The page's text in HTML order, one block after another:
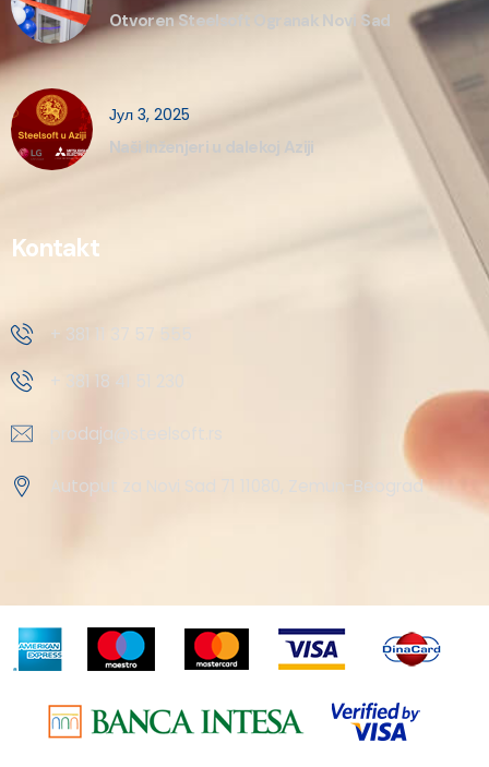
Otvoren Steelsoft Ogranak Novi Sad
Јул 3, 2025
Naši inženjeri u dalekoj Aziji
Kontakt
+ 381 11 37 57 555
+ 381 18 41 51 230
prodaja@steelsoft.rs
Autoput za Novi Sad 71 11080, Zemun-Beograd